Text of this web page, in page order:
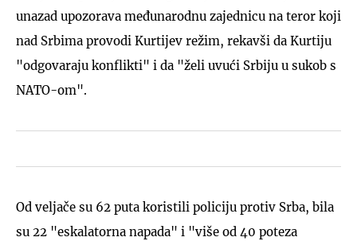
unazad upozorava međunarodnu zajednicu na teror koji
nad Srbima provodi Kurtijev režim, rekavši da Kurtiju
"odgovaraju konflikti" i da "želi uvući Srbiju u sukob s
NATO-om".
Od veljače su 62 puta koristili policiju protiv Srba, bila
su 22 "eskalatorna napada" i "više od 40 poteza